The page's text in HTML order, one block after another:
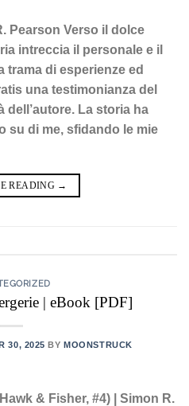
Pearson Verso il dolce
intreccia il personale e il
di esperienze ed
una testimonianza del
dell’autore. La storia ha
su di me, sfidando le mie
READING →
| eBook [PDF]
30, 2025 BYMOONSTRUCK
& Fisher, #4) | Simon R.